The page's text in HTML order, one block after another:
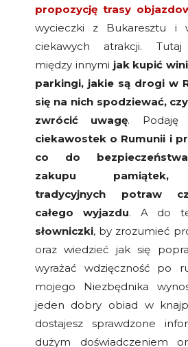
propozycję trasy
wycieczki z Bukaresztu i
ciekawych atrakcji. Tutaj
między innymi jak kupić
parkingi, jakie są drogi w
się na nich spodziewać,
zwrócić uwagę. Podaję
ciekawostek o Rumunii i
co do
zakupu pamiątek,
tradycyjnych potraw
całego wyjazdu. A do
słowniczki, by zrozumieć
oraz wiedzieć jak się
wyrażać wdzięczność po
mojego Niezbędnika
jeden dobry obiad w
dostajesz sprawdzone
dużym doświadczeniem